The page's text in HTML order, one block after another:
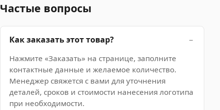
Частые вопросы
Как заказать этот товар?
Нажмите «Заказать» на странице, заполните
контактные данные и желаемое количество.
Менеджер свяжется с вами для уточнения
деталей, сроков и стоимости нанесения логотипа
при необходимости.